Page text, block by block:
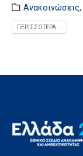
Ανακοινώσεις,
ΠΕΡΙΣΣΌΤΕΡΑ...